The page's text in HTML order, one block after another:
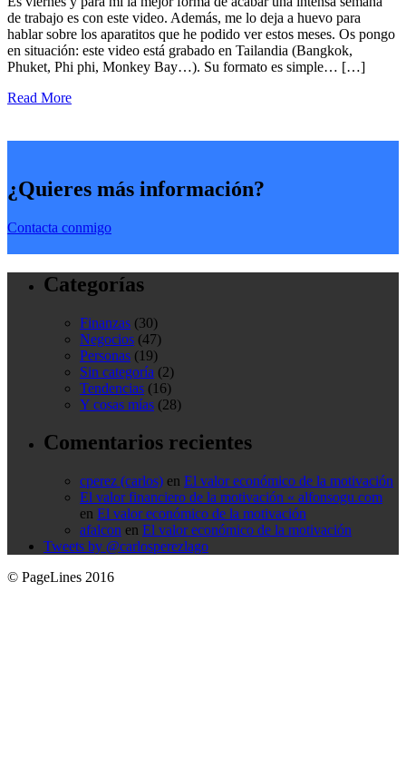
de trabajo es con este video. Además, me lo deja a huevo para
hablar sobre los aparatitos que he podido ver estos meses. Os pongo
en situación: este video está grabado en Tailandia (Bangkok,
Phuket, Phi phi, Monkey Bay…). Su formato es simple… […]
Read More
¿Quieres más información?
Contacta conmigo
Categorías
Finanzas (30)
Negocios (47)
Personas (19)
Sin categoría (2)
Tendencias (16)
Y cosas mías (28)
Comentarios recientes
cperez (carlos) en El valor económico de la motivación
El valor financiero de la motivación « alfonsogu.com
en El valor económico de la motivación
afalcon en El valor económico de la motivación
Tweets by @carlosperezlago
© PageLines 2016